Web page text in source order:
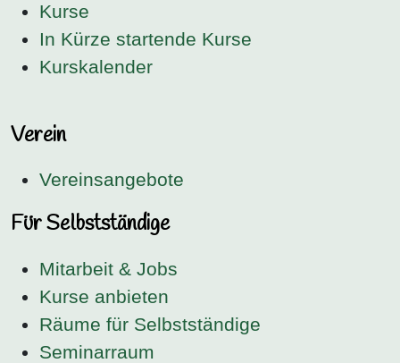
Kurse
In Kürze startende Kurse
Kurskalender
Verein
Vereinsangebote
Für Selbstständige
Mitarbeit & Jobs
Kurse anbieten
Räume für Selbstständige
Seminarraum